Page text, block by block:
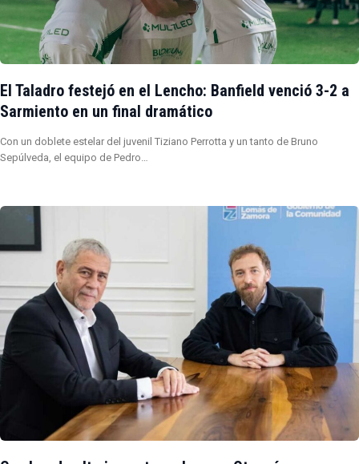
El Taladro festejó en el Lencho: Banfield venció 3-2 a
Sarmiento en un final dramático
Con un doblete estelar del juvenil Tiziano Perrotta y un tanto de Bruno
Sepúlveda, el equipo de Pedro…